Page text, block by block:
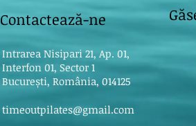
Contactează-ne
Intrarea Nisipari 21, Ap. 01,
Interfon 01, Sector 1
București, România, 014125
timeoutpilates@gmail.com